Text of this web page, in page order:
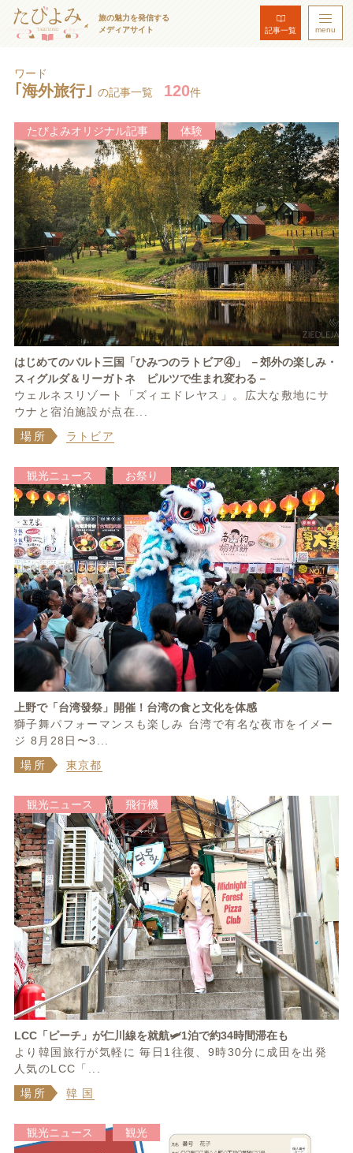
旅の魅力を発信する
メディアサイト
記事一覧 menu
ワード
｢海外旅行｣ の記事一覧 120件
たびよみオリジナル記事 体験
はじめてのバルト三国「ひみつのラトビア④」 －郊外の楽しみ・
スィグルダ＆リーガトネ ピルツで生まれ変わる－
ウェルネスリゾート「ズィエドレヤス」。広大な敷地にサ
ウナと宿泊施設が点在...
場所
ラトビア
観光ニュース お祭り
上野で「台湾發祭」開催！台湾の食と文化を体感
獅子舞パフォーマンスも楽しみ 台湾で有名な夜市をイメー
ジ 8月28日〜3...
場所
東京都
観光ニュース 飛行機
LCC「ピーチ」が仁川線を就航🛩1泊で約34時間滞在も
より韓国旅行が気軽に 毎日1往復、9時30分に成田を出発
人気のLCC「...
場所
韓 国
観光ニュース 観光